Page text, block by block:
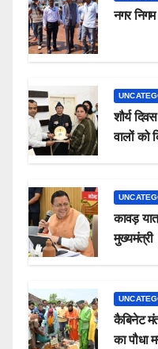
नगर निगम
शौर्य
वालों को
कावड़
मुख्यमंत्री
कैबिनेट
का पौधा